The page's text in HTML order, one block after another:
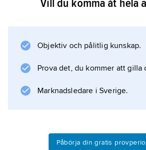
och skulptur samt blandformer
Information om artikeln
Vill du komma åt hela
Objektiv och pålitlig kunskap.
Prova det, du kommer att gilla
Marknadsledare i Sverige.
Påbörja din gratis